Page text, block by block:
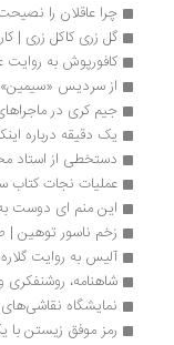
چرا عاقلان را نصیحت
گل زری کاکل زری | کارتون +
کافورپوش به روایت عالیه
از سردیس «سیمین»
جیم کری در ماجراهای
یک دقیقه درباره اینکه
دستخطی از استاد
عملیات نجات کتاب
این منم ای دوست به خاکم
زخم ناسور توهین | طه جم
آلیس به روایت گلاره
شاهنامه، روشنفکری و
نمایشگاه نقاشی‌های
رمز موفق زیستن با یک